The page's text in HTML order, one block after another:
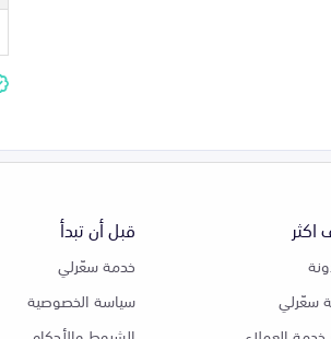
اكثر
سعّرلي
قبل أن تبدأ
خدمة سعّرلي
سياسة الخصوصية